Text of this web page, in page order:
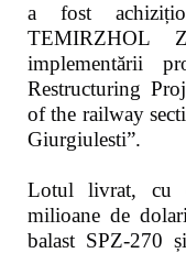
a fost
TEMIRZHOL
implementării
Restructuring
of the railway
Giurgiulesti”.
Lotul livrat, cu
milioane de
balast SPZ-270